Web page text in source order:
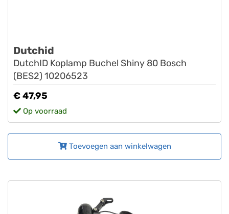
Dutchid
DutchID Koplamp Buchel Shiny 80 Bosch
(BES2) 10206523
€ 47,95
Op voorraad
Toevoegen aan winkelwagen